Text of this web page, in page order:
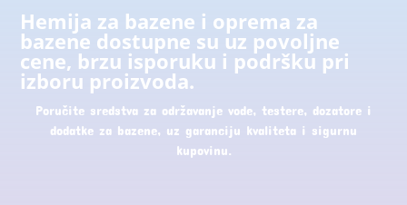
Hemija za bazene i oprema za
bazene dostupne su uz povoljne
cene, brzu isporuku i podršku pri
izboru proizvoda.
Poručite sredstva za održavanje vode, testere, dozatore i
dodatke za bazene, uz garanciju kvaliteta i sigurnu
kupovinu.